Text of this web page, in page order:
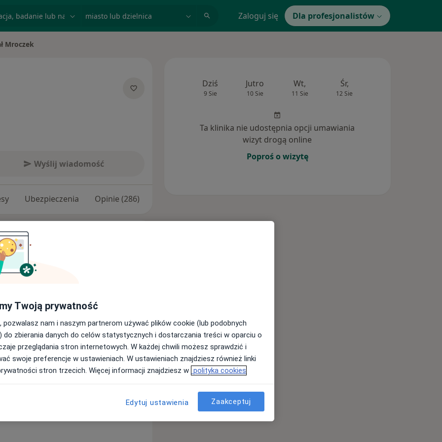
Zaloguj się Dla profesjonalistów
Mroczek
Wyślij wiadomość
Ubezpieczenia Opinie (286)
(SOCZEWKI+OPRAWY)
a11y_sr_more_diseases
Dziś
9 Sie
Jutro
10 Sie
Wt,
11 Sie
Śr,
12 Sie
Ta klinika nie udostępnia opcji umawiania
wizyt drogą online
Poproś o wizytę
Twoją prywatność
pozwalasz nam i naszym partnerom używać plików cookie (lub podobnych
do zbierania danych do celów statystycznych i dostarczania treści w oparciu o
przeglądania stron internetowych. W każdej chwili możesz sprawdzić i
swoje preferencje w ustawieniach. W ustawieniach znajdziesz również linki
stron trzecich. Więcej informacji znajdziesz w polityka cookies
Edytuj ustawienia Zaakceptuj